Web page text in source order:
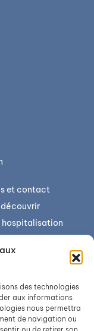
des technologies
aux informations
nous permettra
de navigation ou
et contact
découvrir
hospitalisation
d’emploi